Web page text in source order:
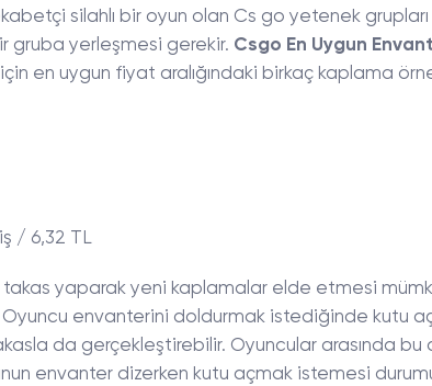
silahlı bir oyun olan Cs go yetenek grupları
gruba yerleşmesi gerekir. Csgo En Uygun
en uygun fiyat aralığındaki birkaç kaplama
/ 6,32 TL
takas yaparak yeni kaplamalar elde etmesi
Oyuncu envanterini doldurmak istediğinde kutu
da gerçekleştirebilir. Oyuncular arasında bu
envanter dizerken kutu açmak istemesi